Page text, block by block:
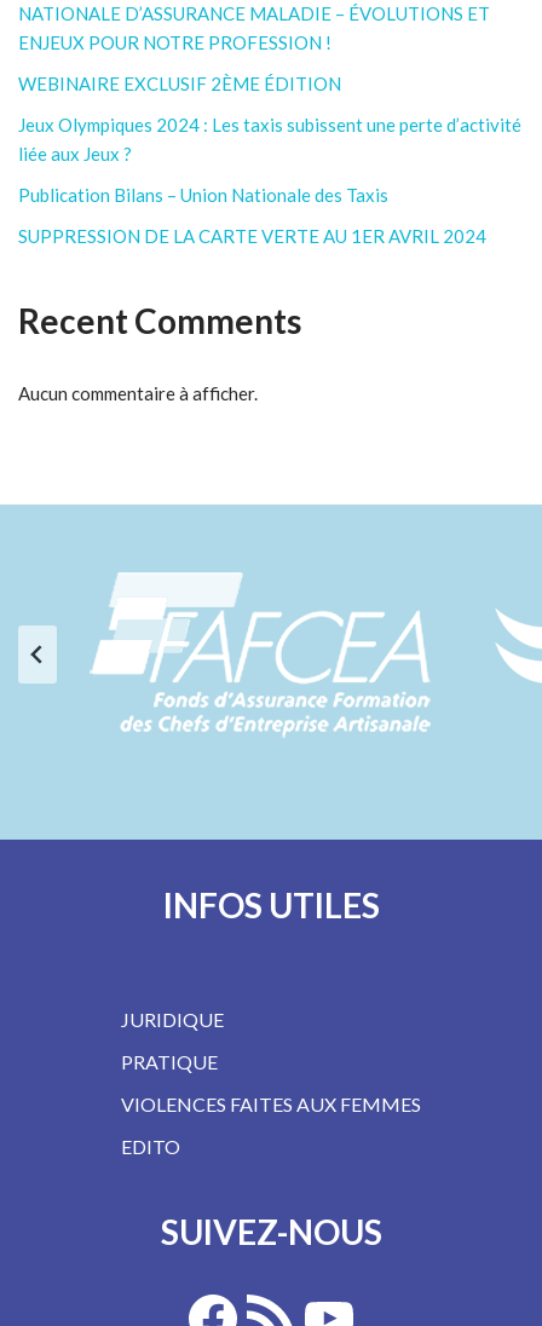
NATIONALE D’ASSURANCE MALADIE – ÉVOLUTIONS ET
ENJEUX POUR NOTRE PROFESSION !
WEBINAIRE EXCLUSIF 2ÈME ÉDITION
Jeux Olympiques 2024 : Les taxis subissent une perte d’activité
liée aux Jeux ?
Publication Bilans – Union Nationale des Taxis
SUPPRESSION DE LA CARTE VERTE AU 1ER AVRIL 2024
Recent Comments
Aucun commentaire à afficher.
INFOS UTILES
JURIDIQUE
PRATIQUE
VIOLENCES FAITES AUX FEMMES
EDITO
SUIVEZ-NOUS